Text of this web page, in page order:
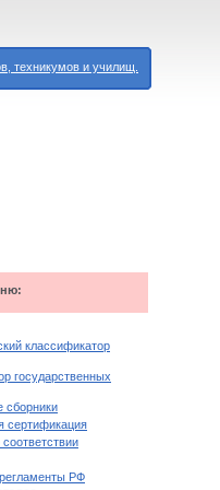
техникумов и училищ.
классификатор
государственных
сборники
сертификация
РФ